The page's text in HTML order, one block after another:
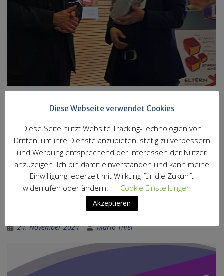
wir eine neue LEV, auch der Bildungsminister wird in
absehbarer Zeit seinen Stuhl räumen. Wir, die
scheidende Landeselternvertretung, wollen diesen
Anlass nutzen und auch mal Danke sagen. Denn selbst
diejenigen von uns, weiterlesen …
Aktuelles der LEV
Tausendmal berührt … ?
24. November 2024 Mario Thiel
Diese Webseite verwendet Cookies
Diese Seite nutzt Website Tracking-Technologien von
Dritten, um ihre Dienste anzubieten, stetig zu verbessern
und Werbung entsprechend der Interessen der Nutzer
anzuzeigen. Ich bin damit einverstanden und kann meine
Einwilligung jederzeit mit Wirkung für die Zukunft
widerrufen oder ändern.
Cookie Einstellungen
Akzeptieren